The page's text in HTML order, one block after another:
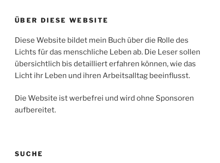
ÜBER DIESE WEBSITE
Diese Website bildet mein Buch über die Rolle des
Lichts für das menschliche Leben ab. Die Leser sollen
übersichtlich bis detailliert erfahren können, wie das
Licht ihr Leben und ihren Arbeitsalltag beeinflusst.
Die Website ist werbefrei und wird ohne Sponsoren
aufbereitet.
SUCHE